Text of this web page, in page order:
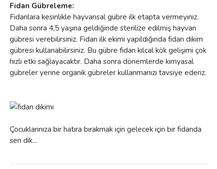
Fidan Gübreleme:
Fidanlara kesinlikle hayvansal gübre ilk etapta vermeyiniz.
Daha sonra 4,5 yaşına geldiğinde sterilize edilmiş hayvan
gübresi verebilirsiniz. Fidan ilk ekimi yapıldığında fidan dikim
gübresi kullanabilirsiniz. Bu gübre fidan kılcal kök gelişimi çok
hızlı etki sağlayacaktır. Daha sonra dönemlerde kimyasal
gübreler yerine organik gübreler kullanmanızı tavsiye ederiz.
Çocuklarınıza bir hatıra bırakmak için gelecek için bir fidanda
sen dik...